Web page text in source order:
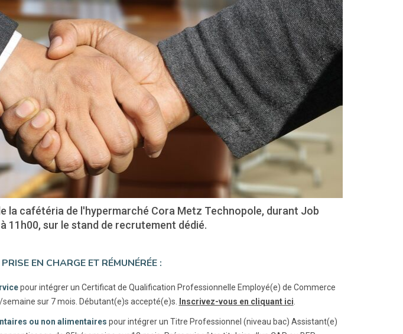
la cafétéria de l'hypermarché Cora Metz Technopole, durant Job
11h00, sur le stand de recrutement dédié.
EN CHARGE ET RÉMUNÉRÉE :
pour intégrer un Certificat de Qualification Professionnelle Employé(e) de Commerce
sur 7 mois. Débutant(e)s accepté(e)s.
Inscrivez-vous en cliquant ici
ou non alimentaires pour intégrer un Titre Professionnel (niveau bac) Assistant(e)